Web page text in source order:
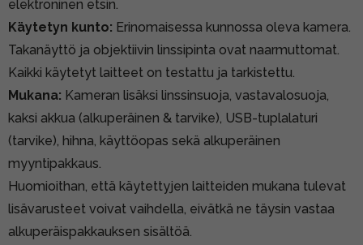
elektroninen etsin.
Käytetyn kunto: Erinomaisessa kunnossa oleva kamera.
Takanäyttö ja objektiivin linssipinta ovat naarmuttomat.
Kaikki käytetyt laitteet on testattu ja tarkistettu.
Mukana: Kameran lisäksi linssinsuoja, vastavalosuoja,
kaksi akkua (alkuperäinen & tarvike), USB-tuplalaturi
(tarvike), hihna, käyttöopas sekä alkuperäinen
myyntipakkaus.
Huomioithan, että käytettyjen laitteiden mukana tulevat
lisävarusteet voivat vaihdella, eivätkä ne täysin vastaa
alkuperäispakkauksen sisältöä.